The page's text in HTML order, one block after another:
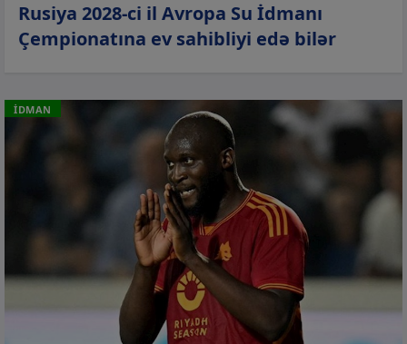
Rusiya 2028-ci il Avropa Su İdmanı
Çempionatına ev sahibliyi edə bilər
İDMAN